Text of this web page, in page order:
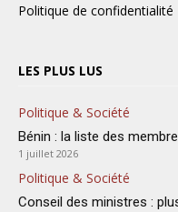
Politique de confidentialité
LES PLUS LUS
Politique & Société
Bénin : la liste des
1 juillet 2026
Politique & Société
Conseil des ministres :